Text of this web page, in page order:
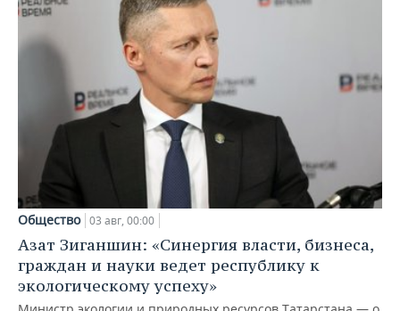
Общество 03 авг, 00:00
Азат Зиганшин: «Синергия власти, бизнеса,
граждан и науки ведет республику к
экологическому успеху»